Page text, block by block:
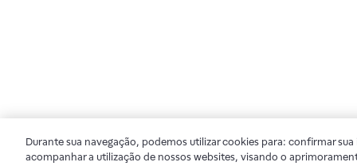
Durante sua navegação, podemos utilizar cookies para: confirmar
acompanhar a utilização de nossos websites, visando o